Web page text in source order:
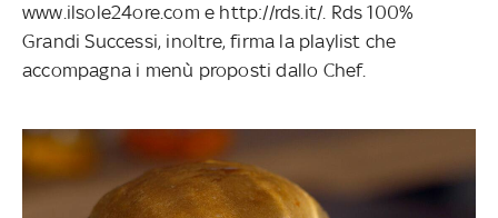
www.ilsole24ore.com e http://rds.it/. Rds 100%
Grandi Successi, inoltre, firma la playlist che
accompagna i menù proposti dallo Chef.